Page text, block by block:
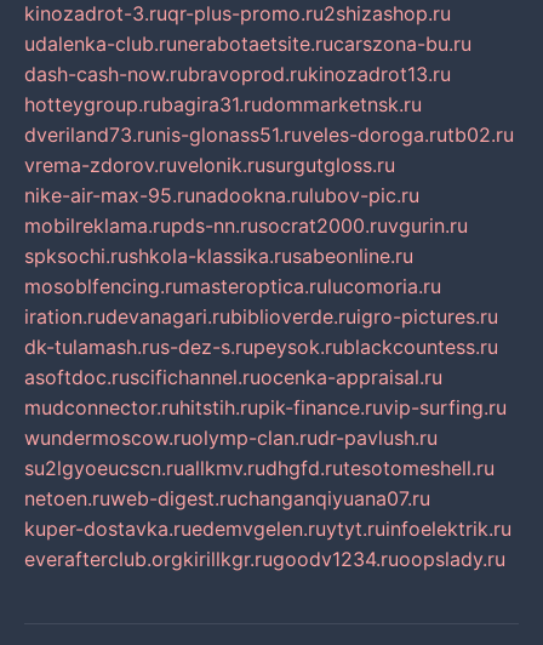
kinozadrot-3.ruqr-plus-promo.ru2shizashop.ru
udalenka-club.runerabotaetsite.rucarszona-bu.ru
dash-cash-now.rubravoprod.rukinozadrot13.ru
hotteygroup.rubagira31.rudommarketnsk.ru
dveriland73.runis-glonass51.ruveles-doroga.rutb02.ru
vrema-zdorov.ruvelonik.rusurgutgloss.ru
nike-air-max-95.runadookna.rulubov-pic.ru
mobilreklama.rupds-nn.rusocrat2000.ruvgurin.ru
spksochi.rushkola-klassika.rusabeonline.ru
mosoblfencing.rumasteroptica.rulucomoria.ru
iration.rudevanagari.rubiblioverde.ruigro-pictures.ru
dk-tulamash.rus-dez-s.rupeysok.rublackcountess.ru
asoftdoc.ruscifichannel.ruocenka-appraisal.ru
mudconnector.ruhitstih.rupik-finance.ruvip-surfing.ru
wundermoscow.ruolymp-clan.rudr-pavlush.ru
su2lgyoeucscn.ruallkmv.rudhgfd.rutesotomeshell.ru
netoen.ruweb-digest.ruchanganqiyuana07.ru
kuper-dostavka.ruedemvgelen.ruytyt.ruinfoelektrik.ru
everafterclub.orgkirillkgr.rugoodv1234.ruoopslady.ru